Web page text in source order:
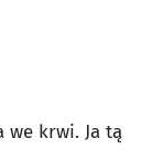
we krwi. Ja tą